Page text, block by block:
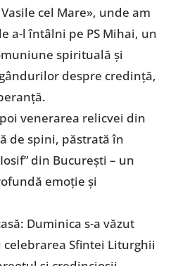
cel Mare», unde am
a-l întâlni pe PS Mihai, un
spirituală și
despre credință,
venerarea relicvei din
de spini, păstrată în
din București – un
emoție și
Duminica s-a văzut
Sfintei Liturghii